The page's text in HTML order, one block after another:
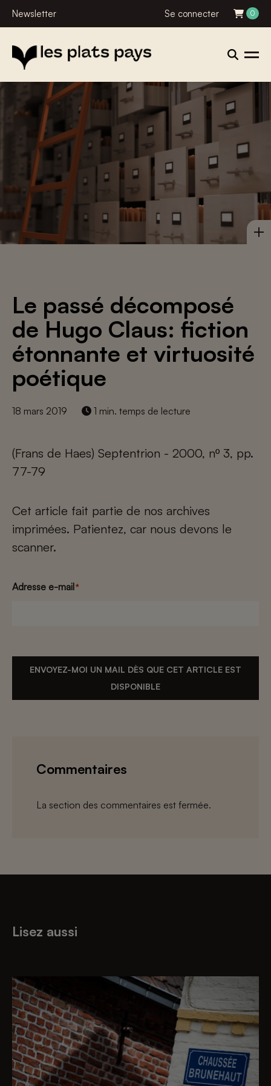
Newsletter Se connecter 0
Le passé décomposé
de Hugo Claus: fiction
étonnante et virtuosité
poétique
18 mars 2019 1 min. temps de lecture
(Frans de Haes) Septentrion - 2000, nº 3, pp.
77-79
Cet article fait partie de nos archives
imprimées. Patientez, car nous devons le
scanner.
Adresse e-mail*
ENVOYEZ-MOI UN MAIL DÈS QUE CET ARTICLE EST
DISPONIBLE
Commentaires
La section des commentaires est fermée.
Lisez aussi